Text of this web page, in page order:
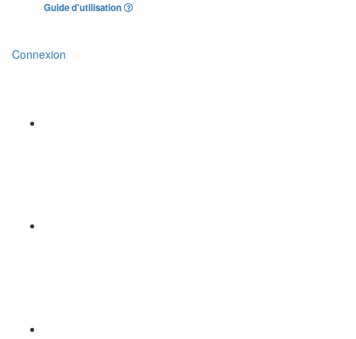
Guide d'utilisation
Connexion